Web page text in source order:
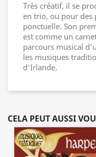
Très créatif, il se
en trio, ou pour des
ponctuelle. Son
est comme un
parcours musical
les musiques
d'Irlande.
CELA PEUT AUSSI